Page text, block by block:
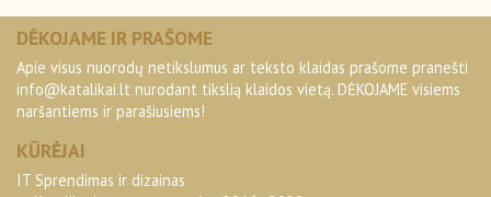
DĖKOJAME IR PRAŠOME
Apie visus nuorodų netikslumus ar teksto klaidas prašome pranešti
info@katalikai.lt nurodant tikslią klaidos vietą. DĖKOJAME visiems
naršantiems ir parašiusiems!
KŪRĖJAI
IT Sprendimas ir dizainas